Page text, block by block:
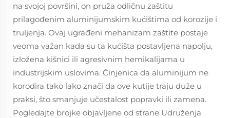
na svojoj površini, on pruža odličnu zaštitu
prilagođenim aluminijumskim kućištima od korozije i
truljenja. Ovaj ugrađeni mehanizam zaštite postaje
veoma važan kada su ta kućišta postavljena napolju,
izložena kišnici ili agresivnim hemikalijama u
industrijskim uslovima. Činjenica da aluminijum ne
korodira tako lako znači da ove kutije traju duže u
praksi, što smanjuje učestalost popravki ili zamena.
Pogledajte brojke objavljene od strane Udruženja